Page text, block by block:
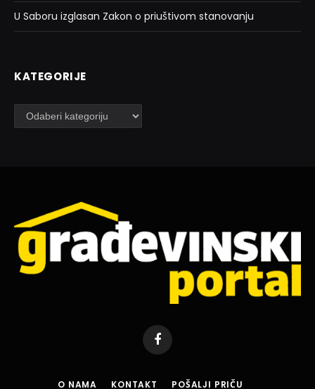
U Saboru izglasan Zakon o priuštivom stanovanju
KATEGORIJE
Kategorije
Facebook
O NAMA KONTAKT POŠALJI PRIČU